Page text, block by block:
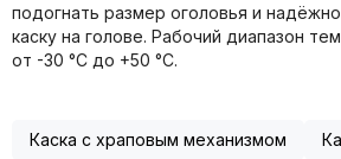
подогнать размер оголовья и
каску на голове. Рабочий диапазон
от -30 °C до +50 °C.
Каска с храповым механизмом